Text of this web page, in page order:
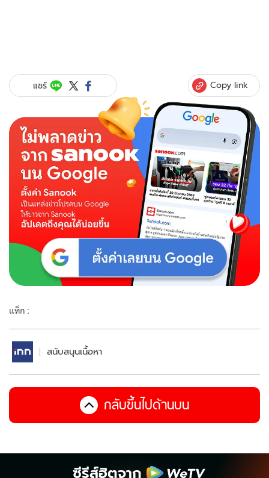
แชร์ Copy link
แท็ก :
สนับสนุนเนื้อหา
กลับขึ้นไปด้านบน
ซีรีส์ฮิตจาก